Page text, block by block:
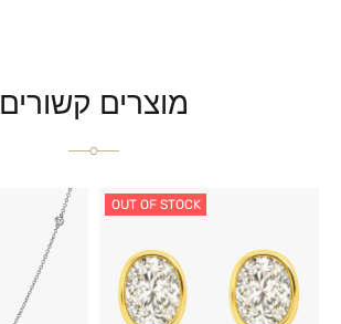
מוצרים קשורים
OUT OF STOCK